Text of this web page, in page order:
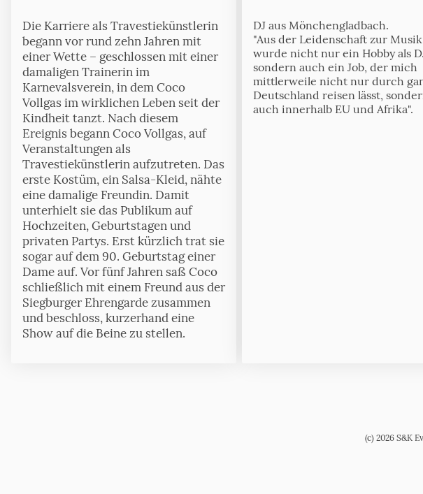
Die Karriere als Travestiekünstlerin
begann vor rund zehn Jahren mit
einer Wette – geschlossen mit einer
damaligen Trainerin im
Karnevalsverein, in dem Coco
Vollgas im wirklichen Leben seit der
Kindheit tanzt. Nach diesem
Ereignis begann Coco Vollgas, auf
Veranstaltungen als
Travestiekünstlerin aufzutreten. Das
erste Kostüm, ein Salsa-Kleid, nähte
eine damalige Freundin. Damit
unterhielt sie das Publikum auf
Hochzeiten, Geburtstagen und
privaten Partys. Erst kürzlich trat sie
sogar auf dem 90. Geburtstag einer
Dame auf. Vor fünf Jahren saß Coco
schließlich mit einem Freund aus der
Siegburger Ehrengarde zusammen
und beschloss, kurzerhand eine
Show auf die Beine zu stellen.
DJ aus Mönchengladbach.
"Aus der Leidenschaft zur Musik
wurde nicht nur ein Hobby als
sondern auch ein Job, der mich
mittlerweile nicht nur durch
Deutschland reisen lässt,
auch innerhalb EU und Afrika".
(c) 2026 S&K